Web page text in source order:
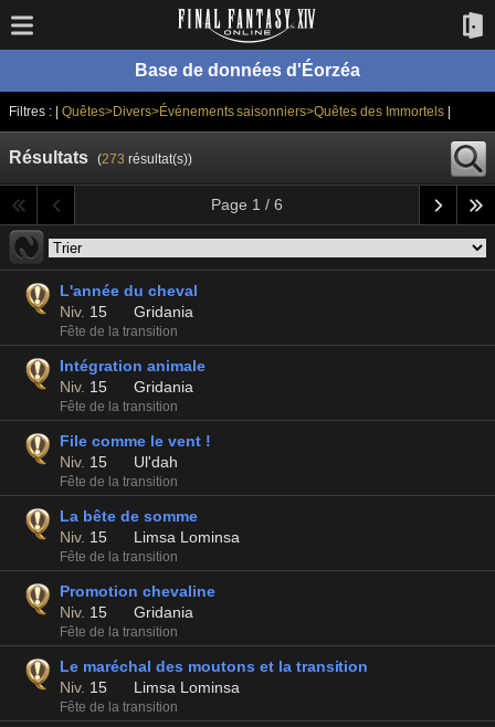
Base de données d'Éorzéa
Filtres : | Quêtes>Divers>Événements saisonniers>Quêtes des Immortels
Résultats (273 résultat(s))
Page 1 / 6
L'année du cheval
Niv. 15 Gridania
Fête de la transition
Intégration animale
Niv. 15 Gridania
Fête de la transition
File comme le vent !
Niv. 15 Ul'dah
Fête de la transition
La bête de somme
Niv. 15 Limsa Lominsa
Fête de la transition
Promotion chevaline
Niv. 15 Gridania
Fête de la transition
Le maréchal des moutons et la transition
Niv. 15 Limsa Lominsa
Fête de la transition